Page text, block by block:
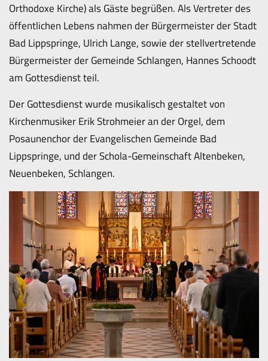
Orthodoxe Kirche) als Gäste begrüßen. Als Vertreter des
öffentlichen Lebens nahmen der Bürgermeister der Stadt
Bad Lippspringe, Ulrich Lange, sowie der stellvertretende
Bürgermeister der Gemeinde Schlangen, Hannes Schoodt
am Gottesdienst teil.
Der Gottesdienst wurde musikalisch gestaltet von
Kirchenmusiker Erik Strohmeier an der Orgel, dem
Posaunenchor der Evangelischen Gemeinde Bad
Lippspringe, und der Schola-Gemeinschaft Altenbeken,
Neuenbeken, Schlangen.